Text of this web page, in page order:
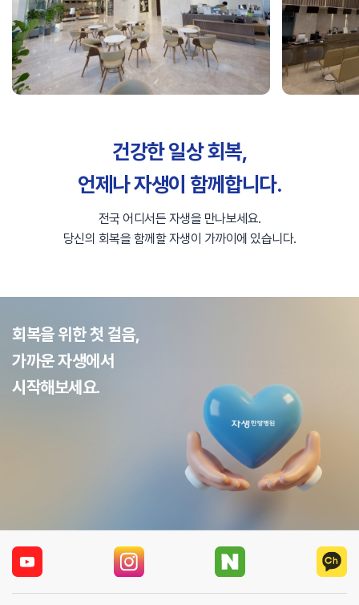
건강한 일상 회복,
언제나 자생이 함께합니다.
전국 어디서든 자생을 만나보세요.
당신의 회복을 함께할 자생이 가까이에 있습니다.
회복을 위한 첫 걸음,
가까운 자생에서
시작해보세요.